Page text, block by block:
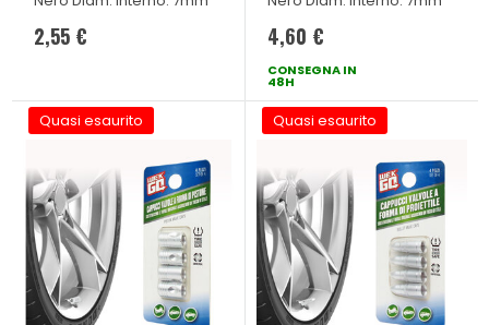
2,55 € 4,60 €
CONSEGNA IN
48H
Quasi esaurito Quasi esaurito